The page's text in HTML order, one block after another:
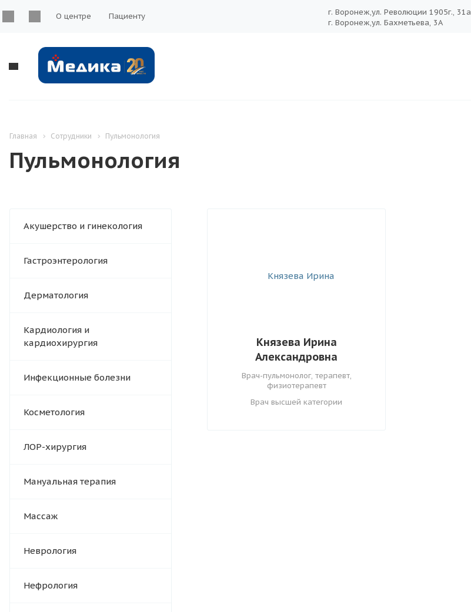
О центре Пациенту
г. Воронеж,ул. Революции 1905г., 31а
г. Воронеж,ул. Бахметьева, 3А
Главная Сотрудники Пульмонология
Пульмонология
Акушерство и гинекология
Гастроэнтерология
Дерматология
Кардиология и
кардиохирургия
Инфекционные болезни
Косметология
ЛОР-хирургия
Мануальная терапия
Массаж
Неврология
Нефрология
Князева Ирина
Александровна
Врач-пульмонолог, терапевт,
физиотерапевт
Врач высшей категории